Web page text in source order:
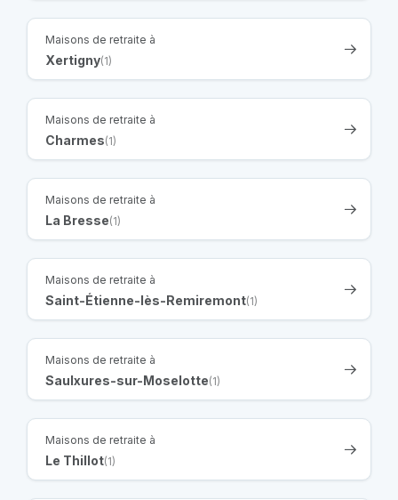
Maisons de retraite à
Xertigny(1)
Maisons de retraite à
Charmes(1)
Maisons de retraite à
La Bresse(1)
Maisons de retraite à
Saint-Étienne-lès-Remiremont(1)
Maisons de retraite à
Saulxures-sur-Moselotte(1)
Maisons de retraite à
Le Thillot(1)